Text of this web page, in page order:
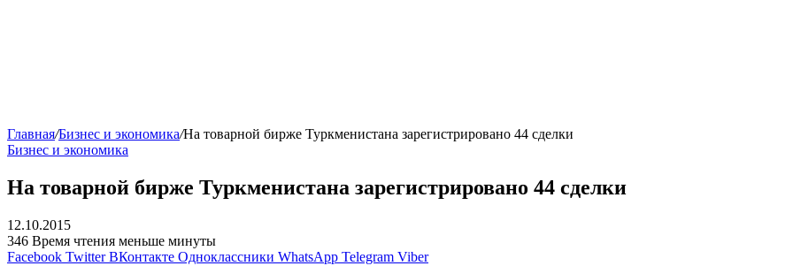
Главная/Бизнес и экономика/На товарной бирже Туркменистана зарегистрировано 44 сделки
Бизнес и экономика
На товарной бирже Туркменистана зарегистрировано 44 сделки
12.10.2015
346 Время чтения меньше минуты
Facebook Twitter ВКонтакте Одноклассники WhatsApp Telegram Viber